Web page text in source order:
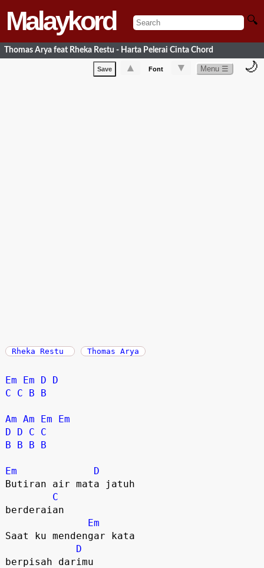
Malaykord 🔍
Thomas Arya feat Rheka Restu - Harta Pelerai Cinta Chord
Save ▲ Font ▼ Menu ☰ 🌙
Rheka Restu Thomas Arya
Em Em D
D
C
C B B
Am Am Em
Em
D
D C
C
B
B B B
Em
D
Butiran air mata jatuh
C
berderaian
Em
Saat ku mendengar kata
D
berpisah darimu